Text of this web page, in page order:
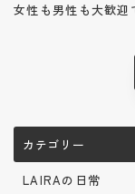
女性も男性も大歓迎
カテゴリー
LAIRAの日常